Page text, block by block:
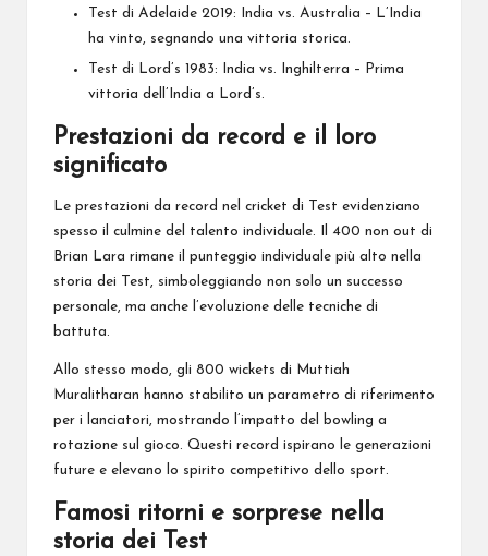
Test di Adelaide 2019: India vs. Australia – L’India
ha vinto, segnando una vittoria storica.
Test di Lord’s 1983: India vs. Inghilterra – Prima
vittoria dell’India a Lord’s.
Prestazioni da record e il loro
significato
Le prestazioni da record nel cricket di Test evidenziano
spesso il culmine del talento individuale. Il 400 non out di
Brian Lara rimane il punteggio individuale più alto nella
storia dei Test, simboleggiando non solo un successo
personale, ma anche l’evoluzione delle tecniche di
battuta.
Allo stesso modo, gli 800 wickets di Muttiah
Muralitharan hanno stabilito un parametro di riferimento
per i lanciatori, mostrando l’impatto del bowling a
rotazione sul gioco. Questi record ispirano le generazioni
future e elevano lo spirito competitivo dello sport.
Famosi ritorni e sorprese nella
storia dei Test